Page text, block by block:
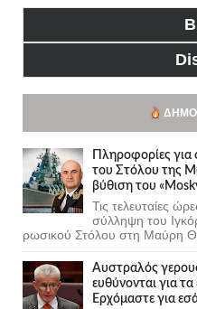
Πληροφορίες
του Στόλου της
βύθιση του
Τις τελευταίες
σύλληψη του
ρωσικού Στόλου στη Μαύρη
Αυστραλός
ευθύνονται για
Ερχόμαστε για